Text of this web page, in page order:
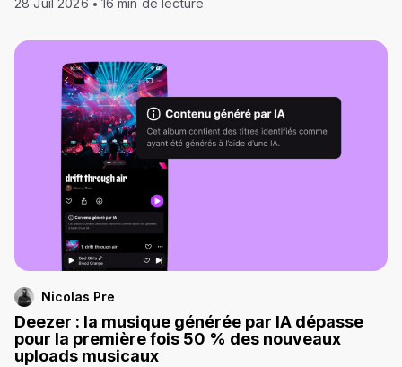
28 Juil 2026 16 min de lecture
Nicolas Pre
Deezer : la musique générée par IA dépasse
pour la première fois 50 % des nouveaux
uploads musicaux